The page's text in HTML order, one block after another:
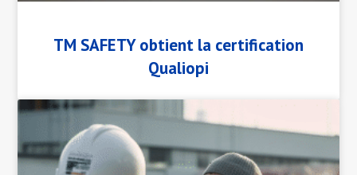
TM SAFETY obtient la certification
Qualiopi